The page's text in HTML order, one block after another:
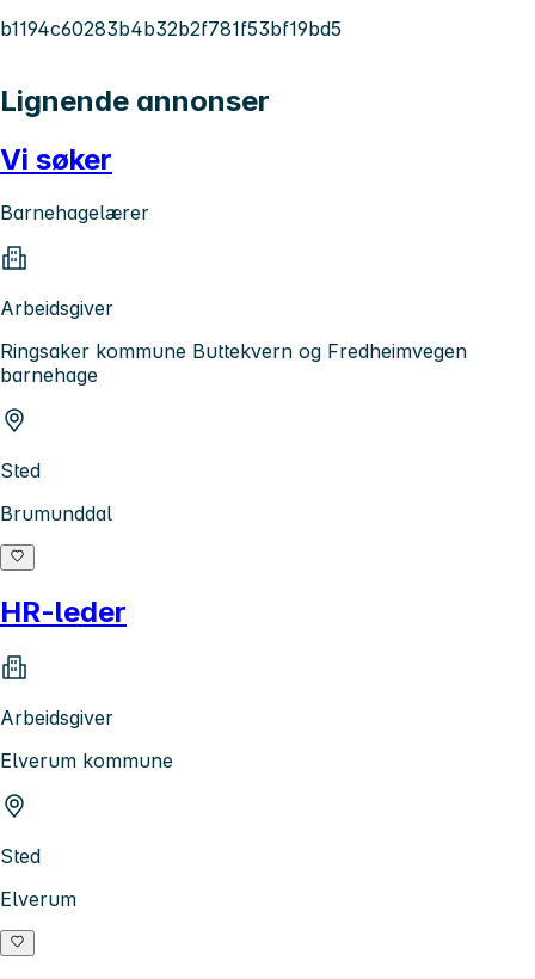
b1194c60283b4b32b2f781f53bf19bd5
Lignende annonser
Vi søker
Barnehagelærer
Arbeidsgiver
Ringsaker kommune Buttekvern og Fredheimvegen
barnehage
Sted
Brumunddal
HR-leder
Arbeidsgiver
Elverum kommune
Sted
Elverum